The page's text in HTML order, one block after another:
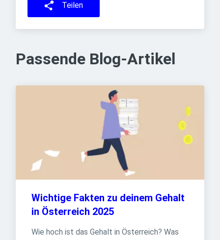
Teilen
Passende Blog-Artikel
Wichtige Fakten zu deinem Gehalt
in Österreich 2025
Wie hoch ist das Gehalt in Österreich? Was